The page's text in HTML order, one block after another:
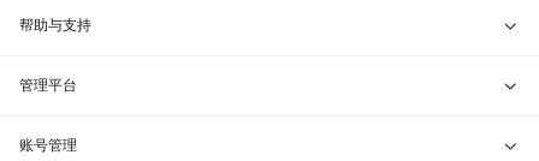
教育公益折扣
贝锐向日葵客户端
贝锐蒲公英客户端
贝锐花生壳客户端
帮助与支持
我要建议
我要投诉
管理平台
贝锐向日葵管理
账号管理